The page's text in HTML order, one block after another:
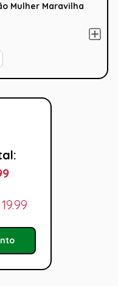
Mulher Maravilha
19.99